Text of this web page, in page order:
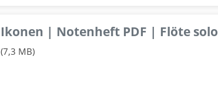
Ikonen | Notenheft PDF | Flöte solo
(7,3 MB)